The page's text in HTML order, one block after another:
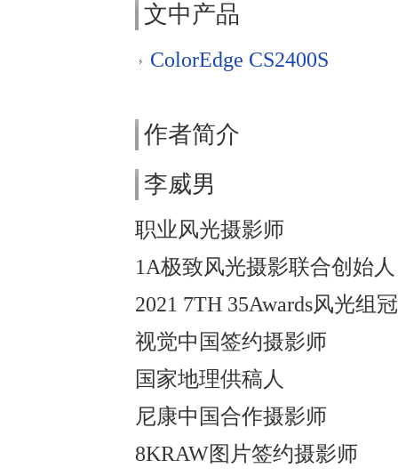
文中产品
ColorEdge CS2400S
作者简介
李威男
职业风光摄影师
1A极致风光摄影联合创始人
2021 7TH 35Awards风光组
视觉中国签约摄影师
国家地理供稿人
尼康中国合作摄影师
8KRAW图片签约摄影师